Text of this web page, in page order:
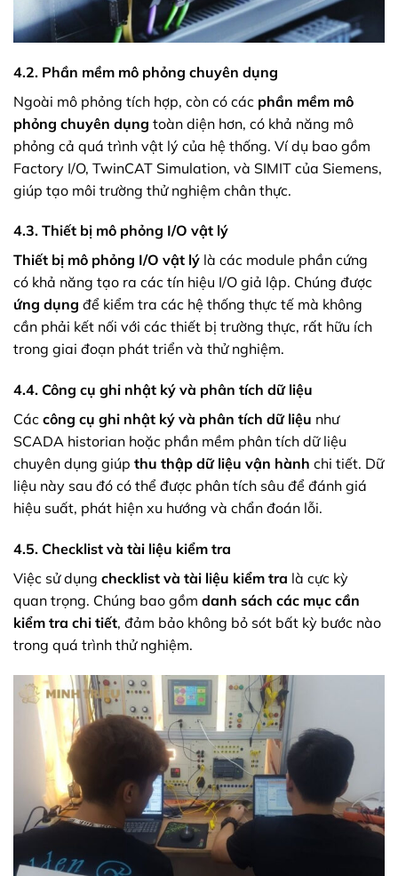
4.2. Phần mềm mô phỏng chuyên dụng
Ngoài mô phỏng tích hợp, còn có các phần mềm mô
phỏng chuyên dụng toàn diện hơn, có khả năng mô
phỏng cả quá trình vật lý của hệ thống. Ví dụ bao gồm
Factory I/O, TwinCAT Simulation, và SIMIT của Siemens,
giúp tạo môi trường thử nghiệm chân thực.
4.3. Thiết bị mô phỏng I/O vật lý
Thiết bị mô phỏng I/O vật lý là các module phần cứng
có khả năng tạo ra các tín hiệu I/O giả lập. Chúng được
ứng dụng để kiểm tra các hệ thống thực tế mà không
cần phải kết nối với các thiết bị trường thực, rất hữu ích
trong giai đoạn phát triển và thử nghiệm.
4.4. Công cụ ghi nhật ký và phân tích dữ liệu
Các công cụ ghi nhật ký và phân tích dữ liệu như
SCADA historian hoặc phần mềm phân tích dữ liệu
chuyên dụng giúp thu thập dữ liệu vận hành chi tiết. Dữ
liệu này sau đó có thể được phân tích sâu để đánh giá
hiệu suất, phát hiện xu hướng và chẩn đoán lỗi.
4.5. Checklist và tài liệu kiểm tra
Việc sử dụng checklist và tài liệu kiểm tra là cực kỳ
quan trọng. Chúng bao gồm danh sách các mục cần
kiểm tra chi tiết, đảm bảo không bỏ sót bất kỳ bước nào
trong quá trình thử nghiệm.